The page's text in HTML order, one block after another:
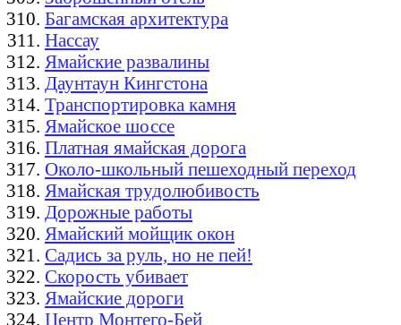
Багамская архитектура
Нассау
Ямайские развалины
Даунтаун Кингстона
Транспортировка камня
Ямайское шоссе
Платная ямайская дорога
Около-школьный пешеходный переход
Ямайская трудолюбивость
Дорожные работы
Ямайский мойщик окон
Садись за руль, но не пей!
Скорость убивает
Ямайские дороги
Центр Монтего-Бей